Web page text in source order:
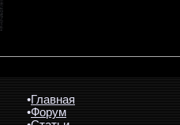
•Главная
•Форум